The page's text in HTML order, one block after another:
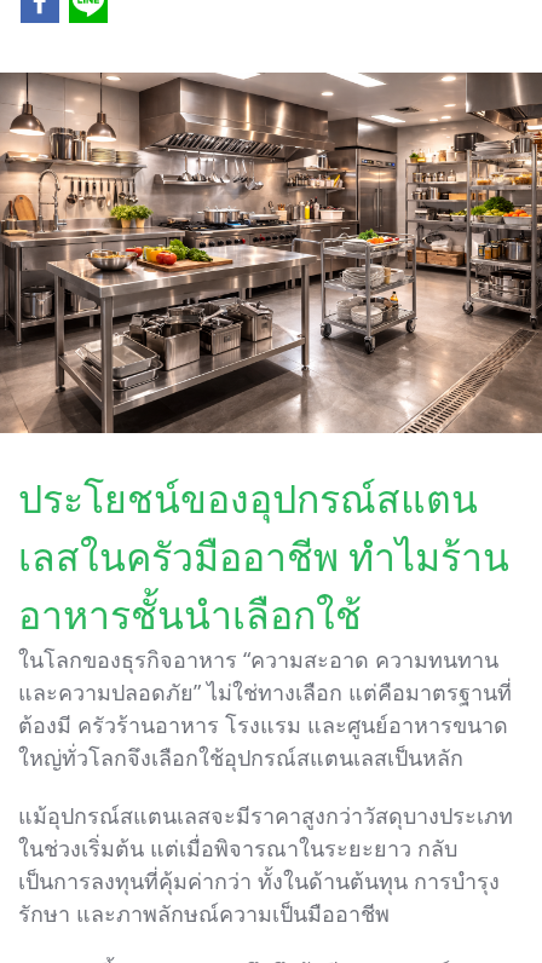
ประโยชน์ของอุปกรณ์สแตน
เลสในครัวมืออาชีพ ทำไมร้าน
อาหารชั้นนำเลือกใช้
ในโลกของธุรกิจอาหาร “ความสะอาด ความทนทาน
และความปลอดภัย” ไม่ใช่ทางเลือก แต่คือมาตรฐานที่
ต้องมี ครัวร้านอาหาร โรงแรม และศูนย์อาหารขนาด
ใหญ่ทั่วโลกจึงเลือกใช้อุปกรณ์สแตนเลสเป็นหลัก
แม้อุปกรณ์สแตนเลสจะมีราคาสูงกว่าวัสดุบางประเภท
ในช่วงเริ่มต้น แต่เมื่อพิจารณาในระยะยาว กลับ
เป็นการลงทุนที่คุ้มค่ากว่า ทั้งในด้านต้นทุน การบำรุง
รักษา และภาพลักษณ์ความเป็นมืออาชีพ